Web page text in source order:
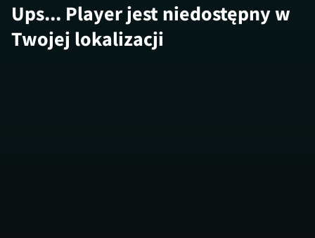
Ups... Player jest niedostępny w
Twojej lokalizacji